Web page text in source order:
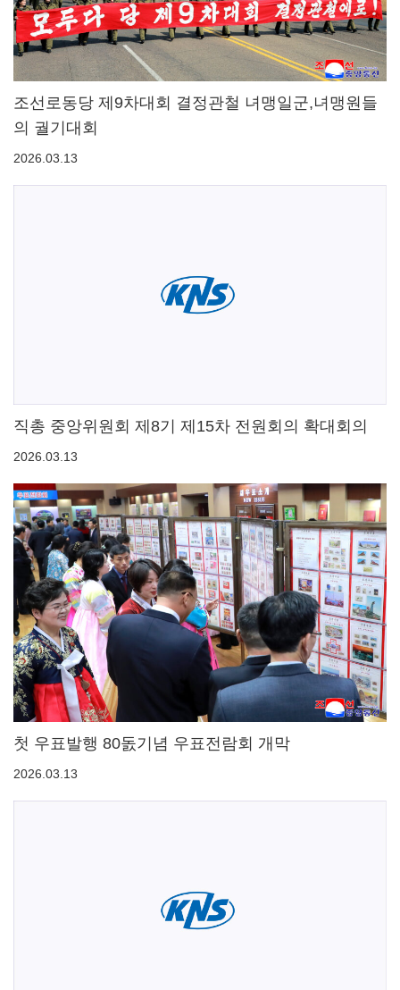
조선로동당 제9차대회 결정관철 녀맹일군,녀맹원들
의 궐기대회
2026.03.13
직총 중앙위원회 제8기 제15차 전원회의 확대회의
2026.03.13
첫 우표발행 80돐기념 우표전람회 개막
2026.03.13